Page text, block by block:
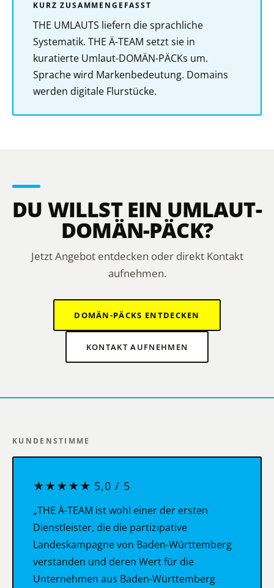
KURZ ZUSAMMENGEFASST
THE UMLAUTS liefern die sprachliche
Systematik. THE Ä-TEAM setzt sie in
kuratierte Umlaut-DOMÄN-PÄCKs um.
Sprache wird Markenbedeutung. Domains
werden digitale Flurstücke.
DU WILLST EIN UMLAUT-
DOMÄN-PÄCK?
Jetzt Angebot entdecken oder direkt Kontakt
aufnehmen.
DOMÄN-PÄCKS ENTDECKEN
KONTAKT AUFNEHMEN
KUNDENSTIMME
★★★★★ 5,0 / 5
„THE Ä-TEAM ist wohl einer der ersten
Dienstleister, die die partizipative
Landeskampagne von Baden-Württemberg
verstanden und deren Wert für die
Unternehmen aus Baden-Württemberg